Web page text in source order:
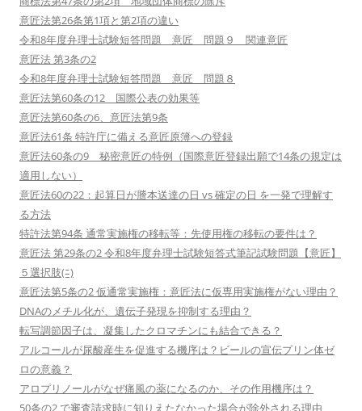
意匠法第26条第1項と第2項の違い
令和8年度弁理士試験短答問題 意匠 問題９ 関連意匠
意匠法 第3条の2
令和8年度弁理士試験短答問題 意匠 問題８
意匠法第60条の12 国際公表の効果等
意匠法第60条の6、意匠法第9条
意匠法61条 特許庁に備える意匠原簿への登録
意匠法60条の9 秘密意匠の特例（国際意匠登録出願で14条の規定は
適用しない）
意匠法60の22：起算日が謄本送達の日 vs 確定の日 を一発で理解す
る方法
特許法第94条 通常実施権の移転等：先使用権の移転の要件は？
意匠法 第29条の2 令和8年度弁理士試験短答式筆記試験問題【意匠】
５選択肢(ﾆ)
意匠法第5条の2 仮通常実施権：意匠法に仮専用実施権がない理由？
DNAのメチル化が、遺伝子発現を抑制する理由？
転写調節因子は、凝集したクロマチンにも結合できる？
アルコールが尿酸産生を促進する機序は？ビールの宣伝プリン体ゼ
ロの意義？
アロプリノールがなぜ痛風の薬になるのか、その作用機序は？
50条の2 で審査請求時に知りえたなかった場合が除外される理由